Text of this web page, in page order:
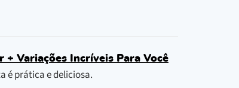
Variações Incríveis Para Você
é prática e deliciosa.